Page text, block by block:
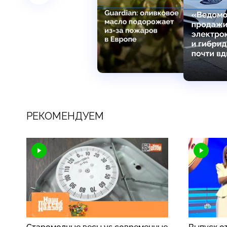
РЕКОМЕНДУЕМ